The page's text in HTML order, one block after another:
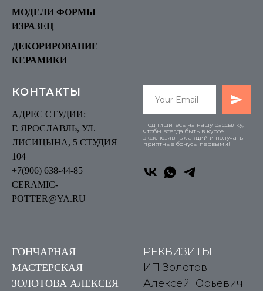
МОДЕЛИ ФОРМЫ
ИЗРАЗЕЦ
ДЕКОРИРОВАНИЕ
КЕРАМИКИ
КОНТАКТЫ
АДРЕС СТУДИИ:
Г. ЯРОСЛАВЛЬ, УЛ.
ЛИСИЦЫНА, 5 СТУДИЯ
104
+7(906) 638-44-85
CERAMIC-
POTTER@YA.RU
Подпишитесь на нашу рассылку,
чтобы всегда быть в курсе
эксклюзивных акций и получать
приятные бонусы первыми!
ГОНЧАРНАЯ
МАСТЕРСКАЯ
ЗОЛОТОВА АЛЕКСЕЯ
РЕКВИЗИТЫ
ИП Золотов
Алексей Юрьевич